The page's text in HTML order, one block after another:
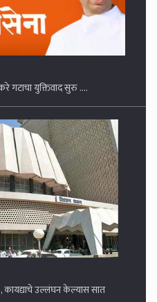
गटाचा युक्तिवाद सुरु ....
, कायद्याचे उल्लंघन केल्यास सात